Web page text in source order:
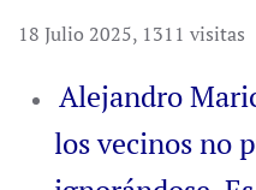
18 Julio 2025, 1311 visitas
Alejandro
los vecinos no